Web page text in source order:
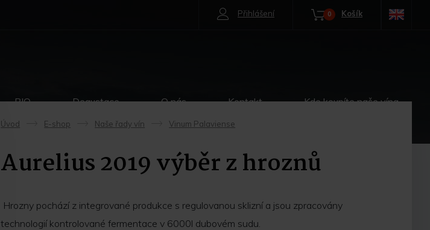
Košík
0
Přihlášení
BIO Degustace O nás Kontakt Kde koupíte naše vína
Úvod ->
E-shop ->
Naše řady vín ->
Vinum Palaviense
Aurelius 2019 výběr z hroznů
Hrozny pochází z integrované produkce s regulovanou sklizní a jsou zpracovány
technologií kontrolované fermentace v 6000l dubovém sudu.